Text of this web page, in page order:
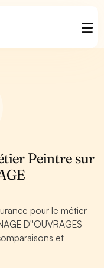
Peintre sur
pour le métier
D''OUVRAGES
et